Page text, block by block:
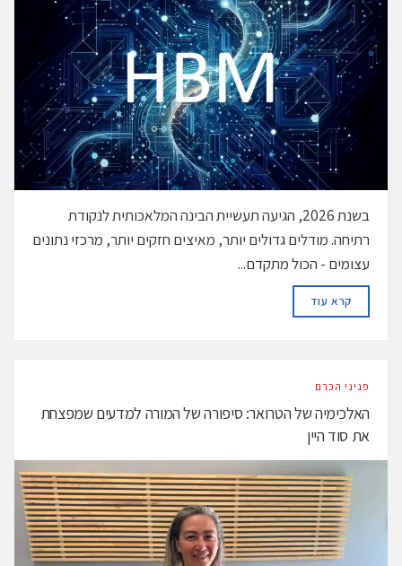
בשנת 2026, הגיעה תעשיית הבינה המלאכותית לנקודת
רתיחה. מודלים גדולים יותר, מאיצים חזקים יותר, מרכזי נתונים
עצומים - הכול מתקדם...
קרא עודDETAILS
פניני הכרם
האלכימיה של הטרואר: סיפורה של המורה למדעים שמפצחת
את סוד היין